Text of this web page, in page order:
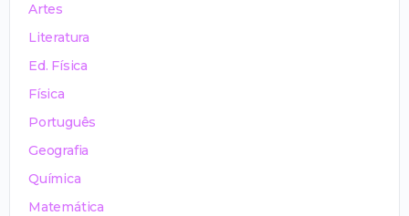
Artes
Literatura
Ed. Física
Física
Português
Geografia
Química
Matemática